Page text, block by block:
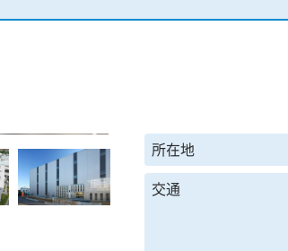
所在地
交通